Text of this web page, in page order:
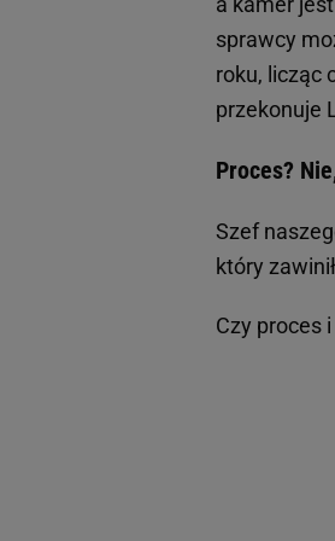
sprawcy
roku, licząc
przekonuje
Proces?
Szef
który
Czy proces